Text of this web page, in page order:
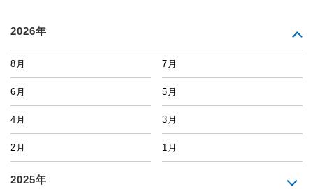
2026年
8月 7月
6月 5月
4月 3月
2月 1月
2025年